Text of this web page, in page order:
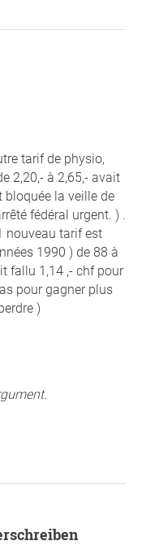
patients et pour
cabinets ferment, de
et la rééducation
Les personnes qui
de proximité sont
tousSi les soins
la rééducation
âgées restent
Il en résulte des
et des besoins en
par des coûts plus
professionnels, ce
d'œuvre qualifiée
immédiates et à
demain.
tarif de physio,
2,20,- à 2,65,- avait
bloquée la veille de
fédéral urgent. ) .
nouveau tarif est
1990 ) de 88 à
fallu 1,14 ,- chf pour
pour gagner plus
)